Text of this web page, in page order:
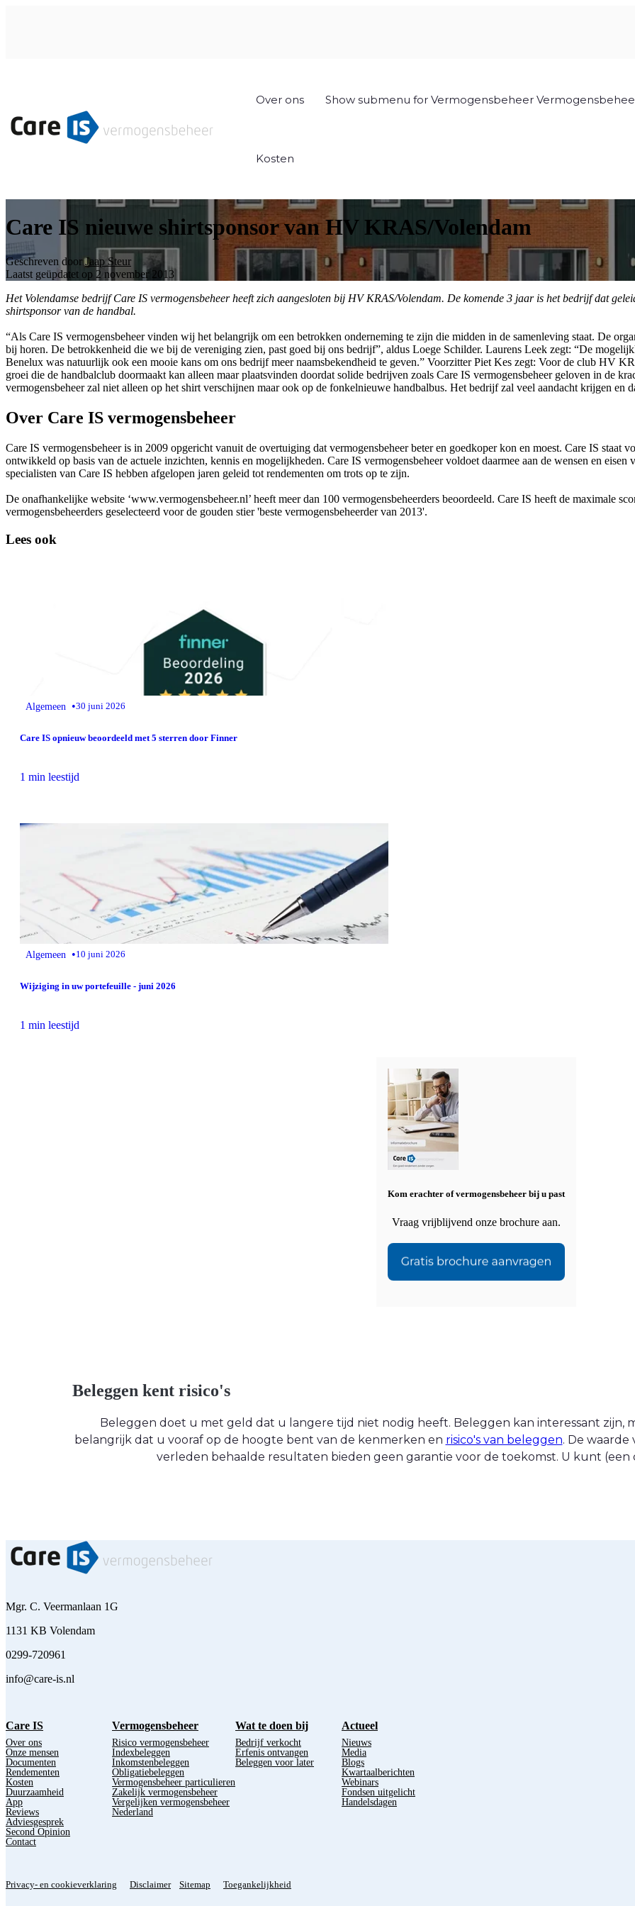
Over ons Show submenu for Vermogensbeheer
Kosten
Care IS nieuwe shirtsponsor van HV KRAS/Volendam
Geschreven doorJaap Steur
Laatst geüpdatet op 2 november 2013
Het Volendamse bedrijf Care IS vermogensbeheer heeft zich aangesloten bij HV KRAS/Volendam. De komende 3 jaar is het bedrijf dat
shirtsponsor van de handbal.
“Als Care IS vermogensbeheer vinden wij het belangrijk om een betrokken onderneming te zijn die midden in de samenleving staat. De
bij horen. De betrokkenheid die we bij de vereniging zien, past goed bij ons bedrijf”, aldus Loege Schilder. Laurens Leek zegt: “De
Benelux was natuurlijk ook een mooie kans om ons bedrijf meer naamsbekendheid te geven.” Voorzitter Piet Kes zegt: Voor de club HV
groei die de handbalclub doormaakt kan alleen maar plaatsvinden doordat solide bedrijven zoals Care IS vermogensbeheer geloven in de
vermogensbeheer zal niet alleen op het shirt verschijnen maar ook op de fonkelnieuwe handbalbus. Het bedrijf zal veel aandacht krijgen en
Over Care IS vermogensbeheer
Care IS vermogensbeheer is in 2009 opgericht vanuit de overtuiging dat vermogensbeheer beter en goedkoper kon en moest. Care IS staat
ontwikkeld op basis van de actuele inzichten, kennis en mogelijkheden. Care IS vermogensbeheer voldoet daarmee aan de wensen en
specialisten van Care IS hebben afgelopen jaren geleid tot rendementen om trots op te zijn.
De onafhankelijke website ‘www.vermogensbeheer.nl’ heeft meer dan 100 vermogensbeheerders beoordeeld. Care IS heeft de maximale
vermogensbeheerders geselecteerd voor de gouden stier 'beste vermogensbeheerder van 2013'.
Lees ook
Algemeen •30 juni 2026
Care IS opnieuw beoordeeld met 5 sterren door Finner
1 min leestijd
Algemeen •10 juni 2026
Wijziging in uw portefeuille - juni 2026
1 min leestijd
Kom erachter of vermogensbeheer bij u past
Vraag vrijblijvend onze brochure aan.
Beleggen kent risico's
Beleggen doet u met geld dat u langere tijd niet nodig heeft. Beleggen kan interessant zijn,
belangrijk dat u vooraf op de hoogte bent van de kenmerken en risico's van beleggen. De
verleden behaalde resultaten bieden geen garantie voor de toekomst. U kunt (een
Mgr. C. Veermanlaan 1G
1131 KB Volendam
0299-720961
info@care-is.nl
Care IS
Over ons
Onze mensen
Documenten
Rendementen
Kosten
Duurzaamheid
App
Reviews
Adviesgesprek
Second Opinion
Contact
Vermogensbeheer
Risico vermogensbeheer
Indexbeleggen
Inkomstenbeleggen
Obligatiebeleggen
Vermogensbeheer particulieren
Zakelijk vermogensbeheer
Vergelijken vermogensbeheer
Nederland
Wat te doen bij
Bedrijf verkocht
Erfenis ontvangen
Beleggen voor later
Actueel
Nieuws
Media
Blogs
Kwartaalberichten
Webinars
Fondsen uitgelicht
Handelsdagen
Privacy- en cookieverklaring Disclaimer Sitemap Toegankelijkheid